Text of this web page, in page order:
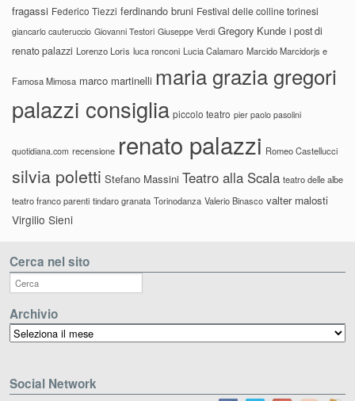
fragassi Federico Tiezzi ferdinando bruni Festival delle colline torinesi
giancarlo cauteruccio Giovanni Testori Giuseppe Verdi Gregory Kunde i post di
renato palazzi Lorenzo Loris luca ronconi Lucia Calamaro Marcido Marcidorjs e
Famosa Mimosa marco martinelli maria grazia gregori
palazzi consiglia piccolo teatro pier paolo pasolini
quotidiana.com recensione renato palazzi Romeo Castellucci
silvia poletti Stefano Massini Teatro alla Scala teatro delle albe
teatro franco parenti tindaro granata Torinodanza Valerio Binasco valter malosti
Virgilio Sieni
Cerca nel sito
Archivio
Archivio
Social Network